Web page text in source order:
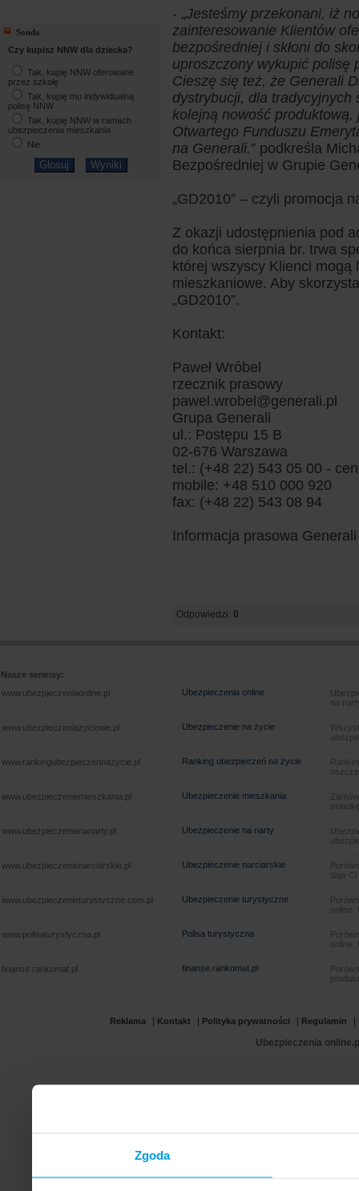
Zgoda
Sonda
Czy kupisz NNW dla dziecka?
Tak, kupię NNW oferowane
przez szkołę
Tak, kupię mu indywidualną
polisę NNW
Tak, kupię NNW w ramach
ubezpieczenia mieszkania
Nie
- „Jesteśmy przekonani, iż
zainteresowanie Klientów
bezpośredniej i skłoni do
uproszczony wykupić polisę
Cieszę się też, że Generali
dystrybucji, dla tradycyjnych
kolejną nowość
Otwartego Funduszu
na Generali.” podkreśla
Bezpośredniej w Grupie
„GD2010” – czyli promocja
Z okazji udostępnienia pod
do końca sierpnia br. trwa
której wszyscy Klienci
mieszkaniowe. Aby
„GD2010”.
Kontakt:
Paweł Wróbel
rzecznik prasowy
pawel.wrobel@generali.pl
Grupa Generali
ul.: Postępu 15 B
02-676 Warszawa
tel.: (+48 22) 543 05 00 -
mobile: +48 510 000 920
fax: (+48 22) 543 08 94
Informacja prasowa
Odpowiedzi: 0
Nasze serwisy:
www.ubezpieczeniaonline.pl
Ubezpieczenia online
na
www.ubezpieczeniazyciowe.pl Ubezpieczenie na życie
www.rankingubezpieczennazycie.pl Ranking ubezpieczeń na życie
www.ubezpieczeniemieszkania.pl Ubezpieczenie mieszkania
www.ubezpieczenienanarty.pl Ubezpieczenie na narty
www.ubezpieczenienarciarskie.pl Ubezpieczenie narciarskie
daję
www.ubezpieczenieturystyczne.com.pl Ubezpieczenie turystyczne
www.polisaturystyczna.pl Polisa turystyczna
finanse.rankomat.pl finanse.rankomat.pl
Reklama Kontakt Polityka prywatności Regulamin
Ubezpieczenia